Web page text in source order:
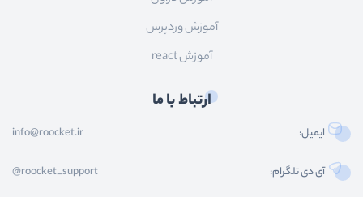
آموزش وردپرس
آموزش react
ارتباط با ما
ایمیل: info@roocket.ir
آی دی تلگرام: @roocket_support